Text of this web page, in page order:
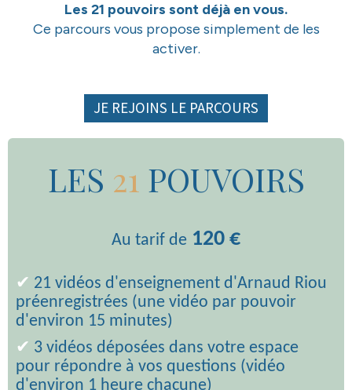
Les 21 pouvoirs sont déjà en vous.
Ce parcours vous propose simplement de les
activer.
JE REJOINS LE PARCOURS
LES 21 POUVOIRS
Au tarif de 120 €
✔ 21 vidéos d'enseignement d'Arnaud Riou
préenregistrées (une vidéo par pouvoir
d'environ 15 minutes)
✔ 3 vidéos déposées dans votre espace
pour répondre à vos questions (vidéo
d'environ 1 heure chacune)